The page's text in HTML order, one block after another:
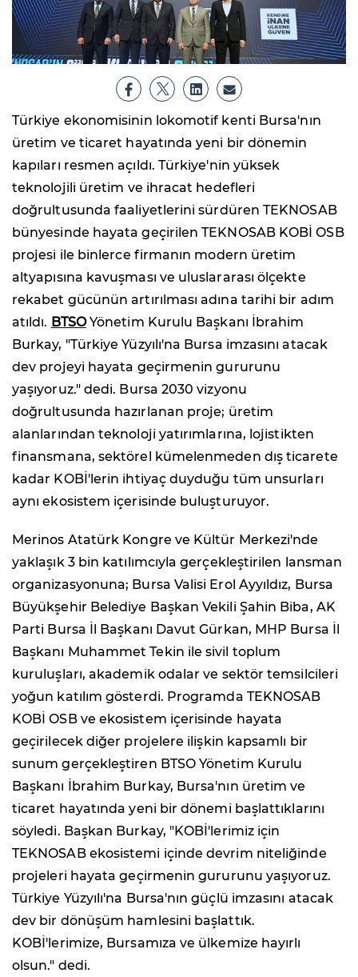
Türkiye ekonomisinin lokomotif kenti Bursa'nın
üretim ve ticaret hayatında yeni bir dönemin
kapıları resmen açıldı. Türkiye'nin yüksek
teknolojili üretim ve ihracat hedefleri
doğrultusunda faaliyetlerini sürdüren TEKNOSAB
bünyesinde hayata geçirilen TEKNOSAB KOBİ OSB
projesi ile binlerce firmanın modern üretim
altyapısına kavuşması ve uluslararası ölçekte
rekabet gücünün artırılması adına tarihi bir adım
atıldı. BTSOYönetim Kurulu Başkanı İbrahim
Burkay, "Türkiye Yüzyılı'na Bursa imzasını atacak
dev projeyi hayata geçirmenin gururunu
yaşıyoruz." dedi. Bursa 2030 vizyonu
doğrultusunda hazırlanan proje; üretim
alanlarından teknoloji yatırımlarına, lojistikten
finansmana, sektörel kümelenmeden dış ticarete
kadar KOBİ'lerin ihtiyaç duyduğu tüm unsurları
aynı ekosistem içerisinde buluşturuyor.
Merinos Atatürk Kongre ve Kültür Merkezi'nde
yaklaşık 3 bin katılımcıyla gerçekleştirilen lansman
organizasyonuna; Bursa Valisi Erol Ayyıldız, Bursa
Büyükşehir Belediye Başkan Vekili Şahin Biba, AK
Parti Bursa İl Başkanı Davut Gürkan, MHP Bursa İl
Başkanı Muhammet Tekin ile sivil toplum
kuruluşları, akademik odalar ve sektör temsilcileri
yoğun katılım gösterdi. Programda TEKNOSAB
KOBİ OSB ve ekosistem içerisinde hayata
geçirilecek diğer projelere ilişkin kapsamlı bir
sunum gerçekleştiren BTSO Yönetim Kurulu
Başkanı İbrahim Burkay, Bursa'nın üretim ve
ticaret hayatında yeni bir dönemi başlattıklarını
söyledi. Başkan Burkay, "KOBİ'lerimiz için
TEKNOSAB ekosistemi içinde devrim niteliğinde
projeleri hayata geçirmenin gururunu yaşıyoruz.
Türkiye Yüzyılı'na Bursa'nın güçlü imzasını atacak
dev bir dönüşüm hamlesini başlattık.
KOBİ'lerimize, Bursamıza ve ülkemize hayırlı
olsun." dedi.